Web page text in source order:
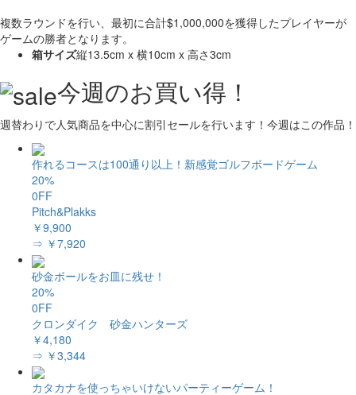
複数ラウンドを行い、最初に合計$1,000,000を獲得したプレイヤーが
ゲームの勝者となります。
箱サイズ縦13.5cm x 横10cm x 高さ3cm
今週のお買い得！
週替わりで人気商品を中心に割引セールを行います！今週はこの作品！
作れるコースは100通り以上！新感覚ゴルフボードゲーム
20%
0FF
Pitch&Plakks
￥9,900
⇒ ￥7,920
砂金ボールをお皿に残せ！
20%
0FF
クロンダイク 砂金ハンターズ
￥4,180
⇒ ￥3,344
カタカナを使っちゃいけないパーティーゲーム！